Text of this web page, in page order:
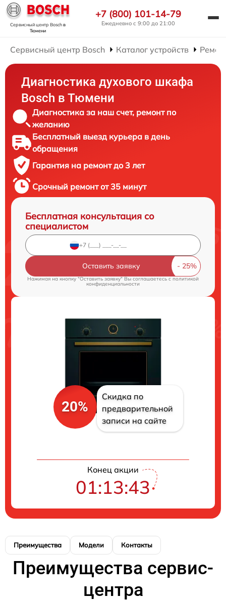
Сервисный центр Boschв
Тюмени
+7 (800) 101-14-79
Ежедневно с 9:00 до 21:00
Сервисный центр Bosch Каталог устройств
Диагностика духового шкафа
Bosch в Тюмени
Диагностика за наш счет, ремонт по
желанию
Бесплатный выезд курьера в день
обращения
Гарантия на ремонт до 3 лет
Срочный ремонт от 35 минут
Бесплатная консультация со
специалистом
Оставить заявку
Нажимая на кнопку "Оставить заявку" Вы соглашаетесь cполитикой
конфиденциальности
20%
Скидка по
предварительной
записи на сайте
Конец акции
01:13:43
Преимущества Модели Контакты
Преимущества сервис-
центра